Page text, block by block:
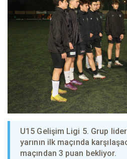
U15 Gelişim Ligi 5. Grup
yarının ilk maçında
maçından 3 puan bekliyor.